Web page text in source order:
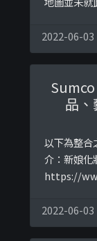
居酒屋
明貼文：
2022-06-03
品、
以下為整合
介：新娘化
https://
2022-06-03